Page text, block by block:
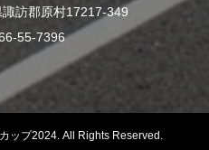
訪郡原村17217-349
55-7396
ップ2024. All Rights Reserved.